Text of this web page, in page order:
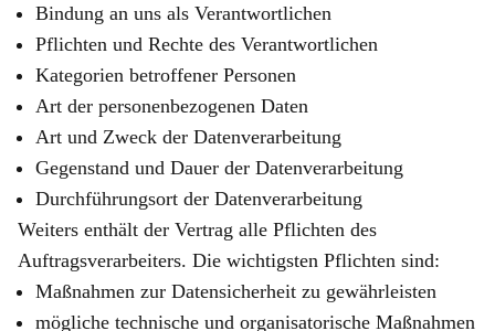
Bindung an uns als Verantwortlichen
Pflichten und Rechte des Verantwortlichen
Kategorien betroffener Personen
Art der personenbezogenen Daten
Art und Zweck der Datenverarbeitung
Gegenstand und Dauer der Datenverarbeitung
Durchführungsort der Datenverarbeitung
Weiters enthält der Vertrag alle Pflichten des
Auftragsverarbeiters. Die wichtigsten Pflichten sind:
Maßnahmen zur Datensicherheit zu gewährleisten
mögliche technische und organisatorische Maßnahmen